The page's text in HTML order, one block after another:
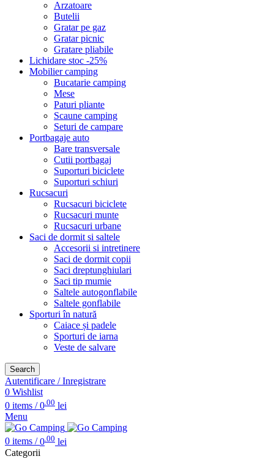
Arzatoare
Butelii
Gratar pe gaz
Gratar picnic
Gratare pliabile
Lichidare stoc -25%
Mobilier camping
Bucatarie camping
Mese
Paturi pliante
Scaune camping
Seturi de campare
Portbagaje auto
Bare transversale
Cutii portbagaj
Suporturi biciclete
Suporturi schiuri
Rucsacuri
Rucsacuri biciclete
Rucsacuri munte
Rucsacuri urbane
Saci de dormit si saltele
Accesorii si intretinere
Saci de dormit copii
Saci dreptunghiulari
Saci tip mumie
Saltele autogonflabile
Saltele gonflabile
Sporturi în natură
Caiace și padele
Sporturi de iarna
Veste de salvare
Search
Autentificare / Inregistrare
0 Wishlist
0 items / 0.00 lei
Menu
0 items / 0 .00 lei
Categorii